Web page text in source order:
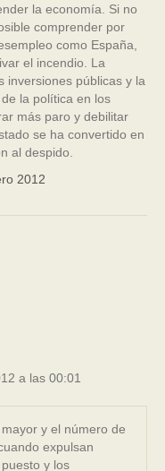
la economía. Si no
comprender por
como España,
el incendio. La
inversiones públicas y la
la política en los
más paro y debilitar
se ha convertido en
al despido.
2012
a las 00:01
y el número de
expulsan
y los